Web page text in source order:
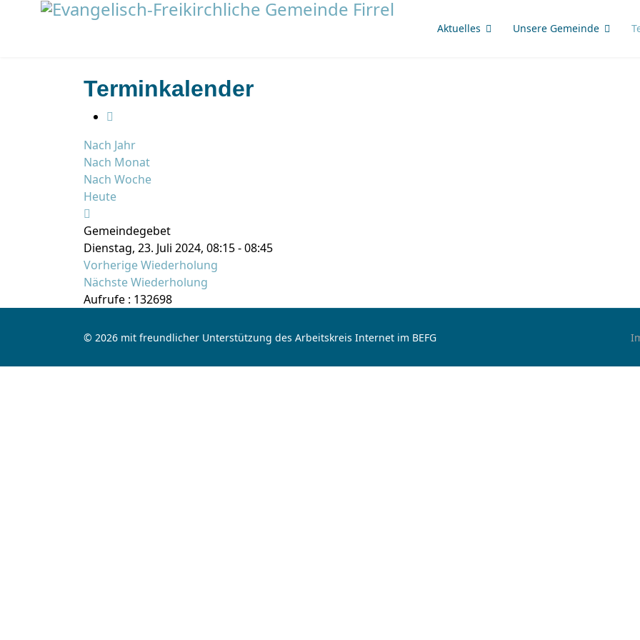
Aktuelles Unsere Gemeinde
Terminkalender
Nach Jahr
Nach Monat
Nach Woche
Heute
Gemeindegebet
Dienstag, 23. Juli 2024, 08:15 - 08:45
Vorherige Wiederholung
Nächste Wiederholung
Aufrufe : 132698
© 2026 mit freundlicher Unterstützung des Arbeitskreis Internet im BEFG